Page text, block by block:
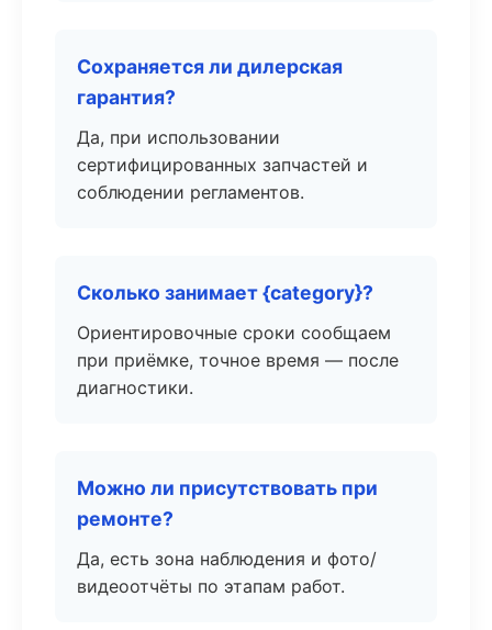
Сохраняется ли дилерская
гарантия?
Да, при использовании
сертифицированных запчастей и
соблюдении регламентов.
Сколько занимает {category}?
Ориентировочные сроки сообщаем
при приёмке, точное время — после
диагностики.
Можно ли присутствовать при
ремонте?
Да, есть зона наблюдения и фото/
видеоотчёты по этапам работ.